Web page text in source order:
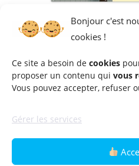
Bonjour c'est
cookies !
Ce site a besoin de cookies
proposer un contenu qui vous
Vous pouvez accepter, refuser
Gérer les services
Céline &
Céline VERRECCHIA
Saint Apre